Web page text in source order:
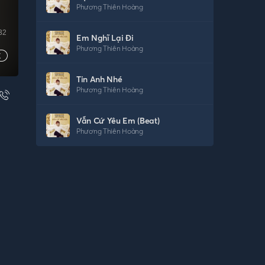
Phương Thiên Hoàng
Em Nghĩ Lại Đi
Phương Thiên Hoàng
Tin Anh Nhé
Phương Thiên Hoàng
Vẫn Cứ Yêu Em (Beat)
Phương Thiên Hoàng